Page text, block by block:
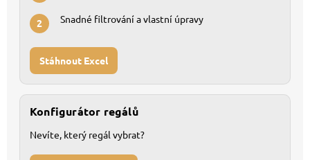
2 Snadné filtrování a vlastní úpravy
Stáhnout Excel
Konfigurátor regálů
Nevíte, který regál vybrat?